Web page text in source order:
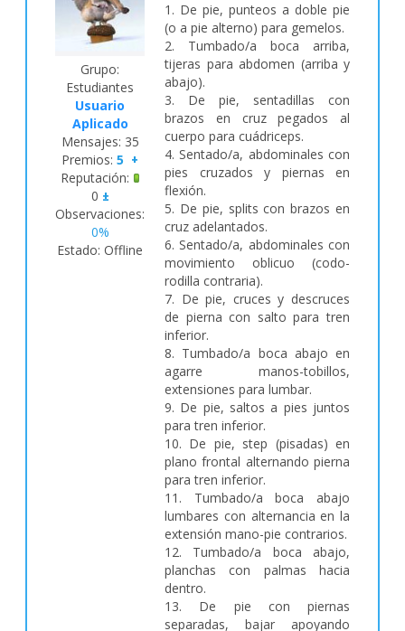
Grupo:
Estudiantes
Usuario
Aplicado
Mensajes: 35
Premios: 5 +
Reputación:
0 ±
Observaciones:
0%
Estado: Offline
1. De pie, punteos a doble pie
(o a pie alterno) para gemelos.
2. Tumbado/a boca arriba,
tijeras para abdomen (arriba y
abajo).
3. De pie, sentadillas con
brazos en cruz pegados al
cuerpo para cuádriceps.
4. Sentado/a, abdominales con
pies cruzados y piernas en
flexión.
5. De pie, splits con brazos en
cruz adelantados.
6. Sentado/a, abdominales con
movimiento oblicuo (codo-
rodilla contraria).
7. De pie, cruces y descruces
de pierna con salto para tren
inferior.
8. Tumbado/a boca abajo en
agarre manos-tobillos,
extensiones para lumbar.
9. De pie, saltos a pies juntos
para tren inferior.
10. De pie, step (pisadas) en
plano frontal alternando pierna
para tren inferior.
11. Tumbado/a boca abajo
lumbares con alternancia en la
extensión mano-pie contrarios.
12. Tumbado/a boca abajo,
planchas con palmas hacia
dentro.
13. De pie con piernas
separadas, bajar apoyando